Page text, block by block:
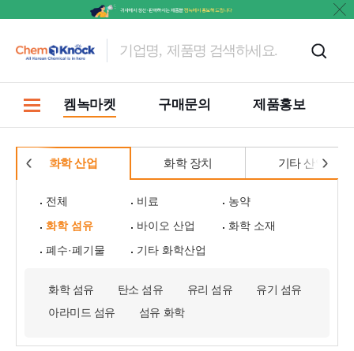
켐녹마켓 구매문의 제품홍보
화학 산업 화학 장치 기타 산업
전체 비료
농약
화학 섬유
바이오 산업
화학 소재
폐수·폐기물
기타 화학산업
화학 섬유 탄소 섬유 유리 섬유
유기 섬유
아라미드 섬유
섬유 화학